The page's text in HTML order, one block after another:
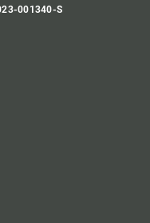
001340-S